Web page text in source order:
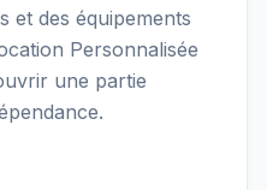
et des équipements
Personnalisée
une partie